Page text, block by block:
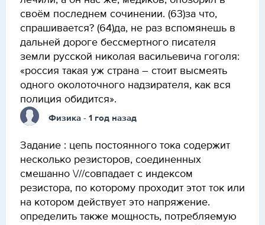
своём последнем сочинении. (63)за что,
спрашивается? (64)да, не раз вспомянешь в
дальней дороге бессмертного писателя
земли русской николая васильевича гоголя:
«россия такая уж страна – стоит высмеять
одного околоточного надзирателя, как вся
полиция обидится».
Физика - 1 год назад
Задание : цепь постоянного тока содержит
несколько резисторов, соединенных
смешанно \///совпадает с индексом
резистора, по которому проходит этот ток или
на котором действует это напряжение.
определить также мощность, потребляемую